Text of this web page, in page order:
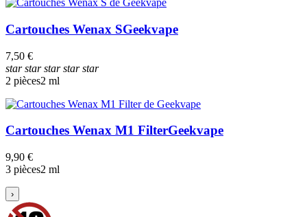
Cartouches Wenax SGeekvape
7,50 €
starstarstarstarstar
2 pièces2 ml
Cartouches Wenax M1 FilterGeekvape
9,90 €
3 pièces2 ml
›